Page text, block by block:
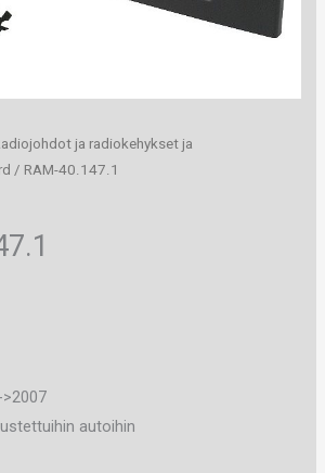
ja radiokehykset ja
/ RAM-40.147.1
autoihin